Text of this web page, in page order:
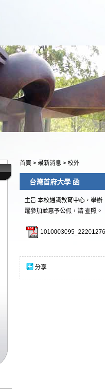
首頁 > 最新消息 > 校外
台灣首府大學 函
主旨:本校通識教育中心，舉
躍參加並惠予公假，請 查照。
分享